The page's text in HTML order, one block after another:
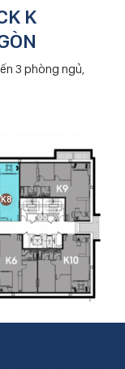
K
3 phòng ngủ,
K8